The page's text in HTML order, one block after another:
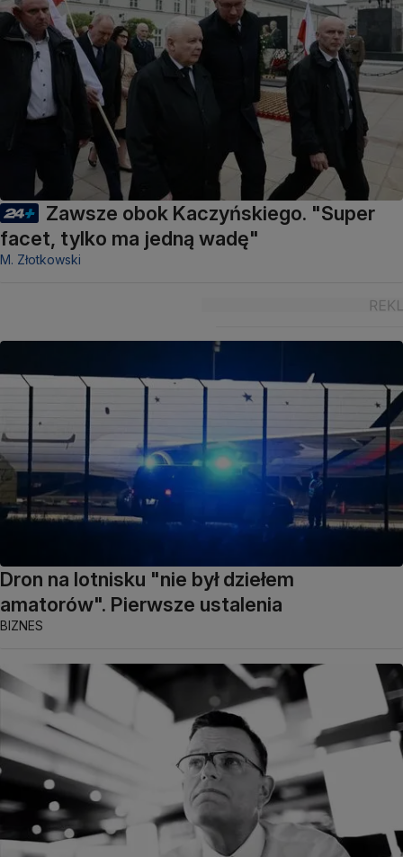
Zawsze obok Kaczyńskiego. "Super
facet, tylko ma jedną wadę"
M. Złotkowski
Dron na lotnisku "nie był dziełem
amatorów". Pierwsze ustalenia
BIZNES